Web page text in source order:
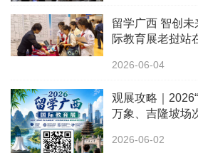
留学广西 智创未
际教育展老挝站
2026-06-04
观展攻略｜
万象、吉隆坡场
2026-06-02